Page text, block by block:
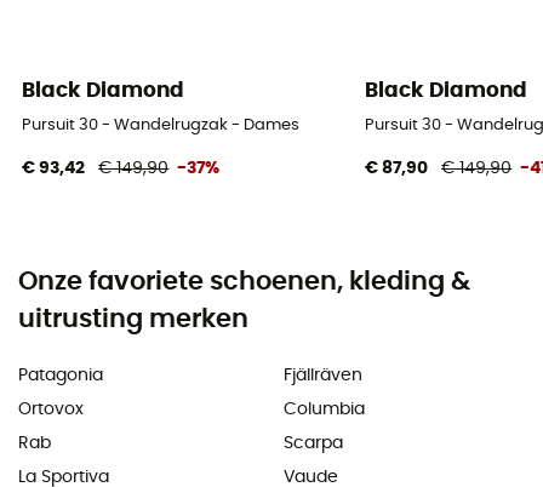
Black Diamond
Pursuit 30 - Wandelrugzak - Dames
€ 93,42 € 149,90 -37%
Black Diamond
Pursuit 30 -
€ 87,90 € 149,90 -
Onze favoriete schoenen, kleding &
uitrusting merken
Patagonia
Ortovox
Rab
La Sportiva
Fjällräven
Columbia
Scarpa
Vaude